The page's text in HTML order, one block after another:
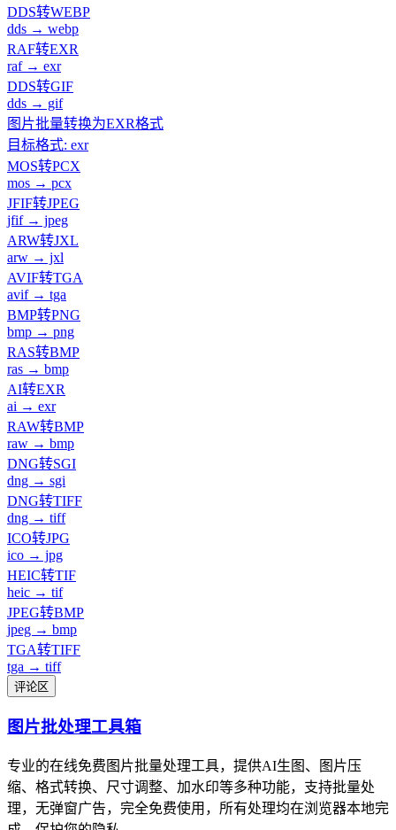
DDS转WEBP
dds → webp
RAF转EXR
raf → exr
DDS转GIF
dds → gif
图片批量转换为EXR格式
目标格式: exr
MOS转PCX
mos → pcx
JFIF转JPEG
jfif → jpeg
ARW转JXL
arw → jxl
AVIF转TGA
avif → tga
BMP转PNG
bmp → png
RAS转BMP
ras → bmp
AI转EXR
ai → exr
RAW转BMP
raw → bmp
DNG转SGI
dng → sgi
DNG转TIFF
dng → tiff
ICO转JPG
ico → jpg
HEIC转TIF
heic → tif
JPEG转BMP
jpeg → bmp
TGA转TIFF
tga → tiff
评论区
图片批处理工具箱
专业的在线免费图片批量处理工具，提供AI生图、图片压
缩、格式转换、尺寸调整、加水印等多种功能，支持批量处
理，无弹窗广告，完全免费使用，所有处理均在浏览器本地完